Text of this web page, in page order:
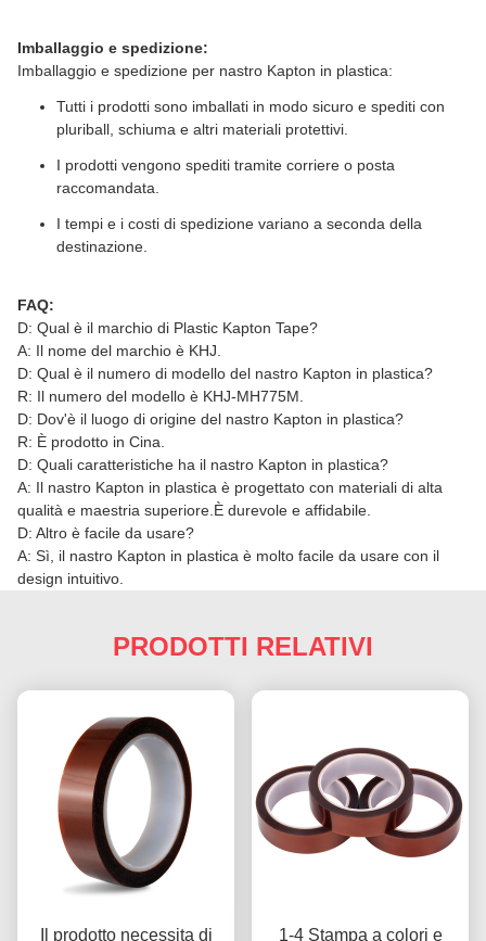
Imballaggio e spedizione:
Imballaggio e spedizione per nastro Kapton in plastica:
Tutti i prodotti sono imballati in modo sicuro e spediti con
pluriball, schiuma e altri materiali protettivi.
I prodotti vengono spediti tramite corriere o posta
raccomandata.
I tempi e i costi di spedizione variano a seconda della
destinazione.
FAQ:
D: Qual è il marchio di Plastic Kapton Tape?
A: Il nome del marchio è KHJ.
D: Qual è il numero di modello del nastro Kapton in plastica?
R: Il numero del modello è KHJ-MH775M.
D: Dov'è il luogo di origine del nastro Kapton in plastica?
R: È prodotto in Cina.
D: Quali caratteristiche ha il nastro Kapton in plastica?
A: Il nastro Kapton in plastica è progettato con materiali di alta
qualità e maestria superiore.È durevole e affidabile.
D: Altro è facile da usare?
A: Sì, il nastro Kapton in plastica è molto facile da usare con il
design intuitivo.
PRODOTTI RELATIVI
Il prodotto necessita di
1-4 Stampa a colori e